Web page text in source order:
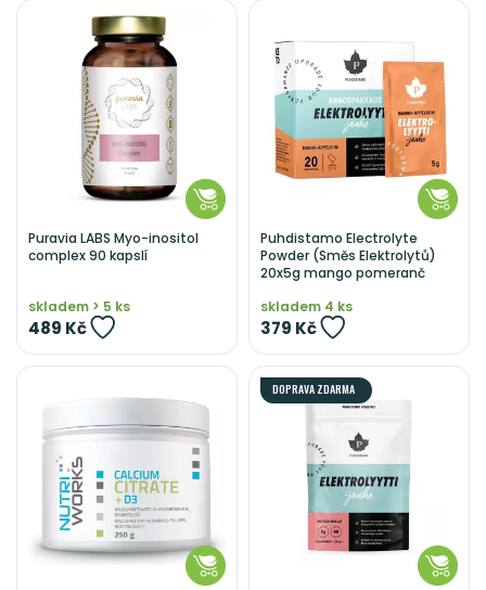
Puravia LABS Myo-inositol
complex 90 kapslí
skladem > 5 ks
489 Kč
Puhdistamo Electrolyte
Powder (Směs Elektrolytů)
20x5g mango pomeranč
skladem 4 ks
379 Kč
DOPRAVA ZDARMA